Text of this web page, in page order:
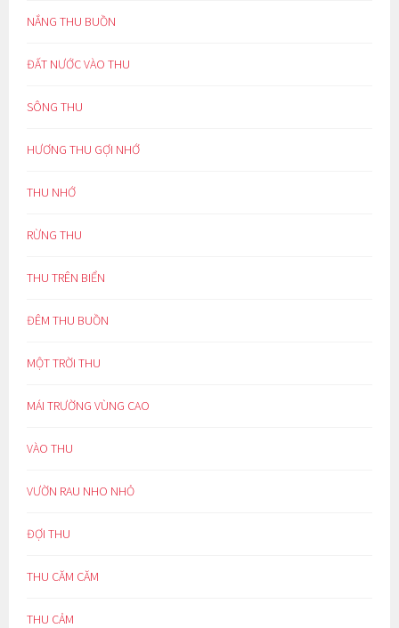
NẮNG THU BUỒN
ĐẤT NƯỚC VÀO THU
SÔNG THU
HƯƠNG THU GỢI NHỚ
THU NHỚ
RỪNG THU
THU TRÊN BIỂN
ĐÊM THU BUỒN
MỘT TRỜI THU
MÁI TRƯỜNG VÙNG CAO
VÀO THU
VƯỜN RAU NHO NHỎ
ĐỢI THU
THU CĂM CĂM
THU CẢM